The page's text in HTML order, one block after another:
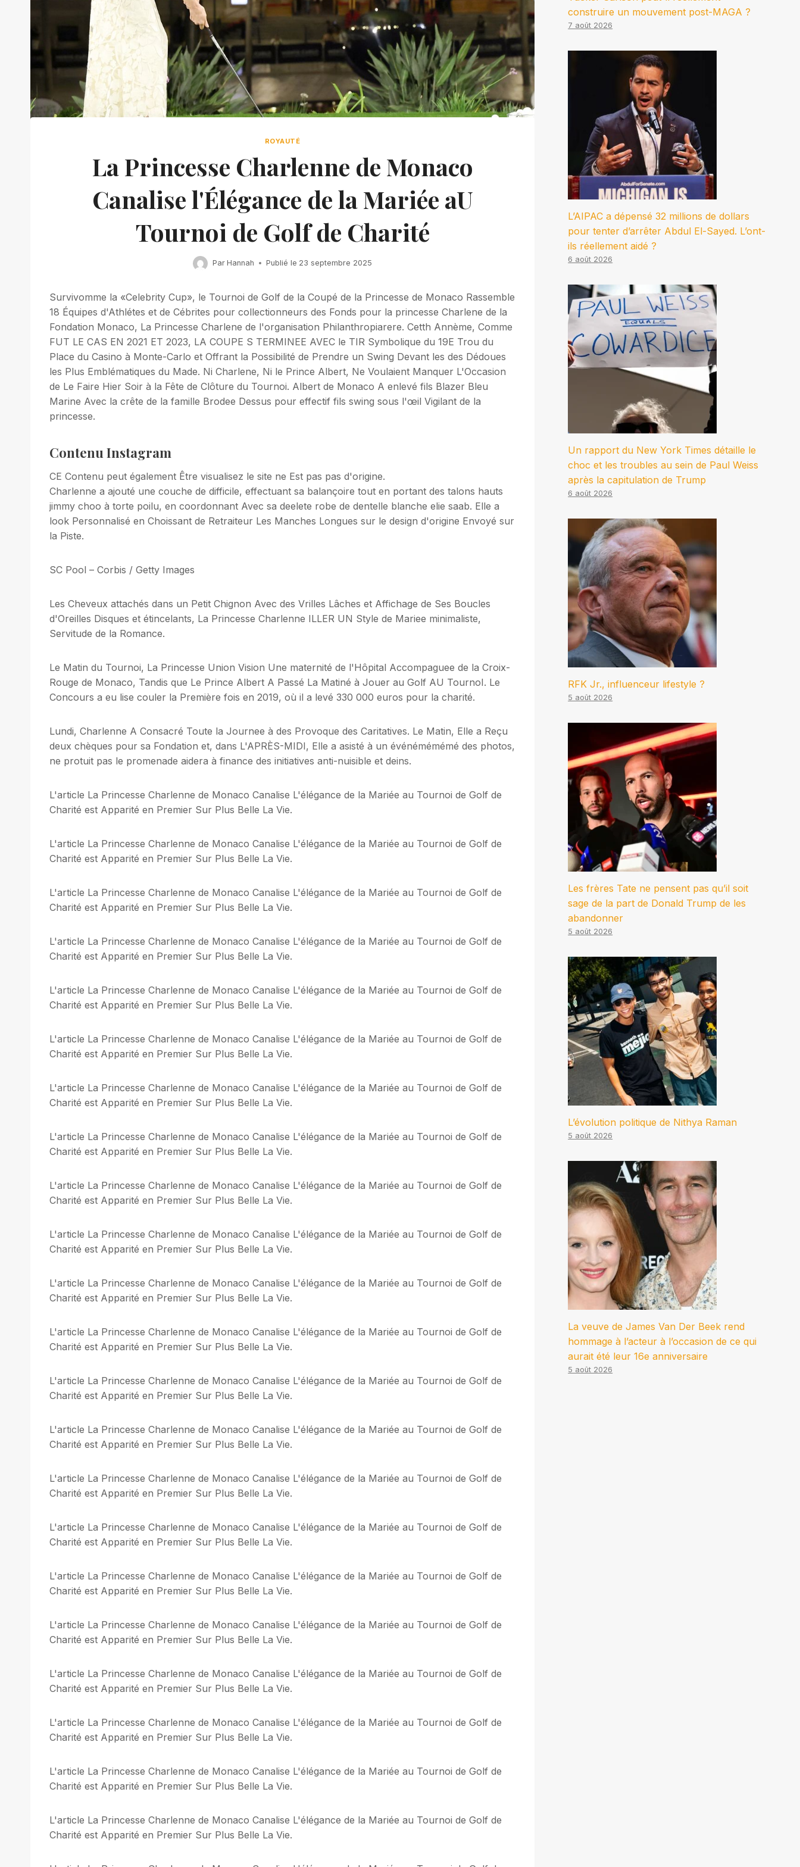
ROYAUTÉ
La Princesse Charlenne de Monaco
Canalise l'Élégance de la Mariée aU
Tournoi de Golf de Charité
Par Hannah Publié le 23 septembre 2025
Survivomme la «Celebrity Cup», le Tournoi de Golf de la Coupé de la Princesse de Monaco Rassemble
18 Équipes d'Athlétes et de Cébrites pour collectionneurs des Fonds pour la princesse Charlene de la
Fondation Monaco, La Princesse Charlene de l'organisation Philanthropiarere. Cetth Annème, Comme
FUT LE CAS EN 2021 ET 2023, LA COUPE S TERMINEE AVEC le TIR Symbolique du 19E Trou du
Place du Casino à Monte-Carlo et Offrant la Possibilité de Prendre un Swing Devant les des Dédoues
les Plus Emblématiques du Made. Ni Charlene, Ni le Prince Albert, Ne Voulaient Manquer L'Occasion
de Le Faire Hier Soir à la Fête de Clôture du Tournoi. Albert de Monaco A enlevé fils Blazer Bleu
Marine Avec la crête de la famille Brodee Dessus pour effectif fils swing sous l'œil Vigilant de la
princesse.
Contenu Instagram
CE Contenu peut également Être visualisez le site ne Est pas pas d'origine.
Charlenne a ajouté une couche de difficile, effectuant sa balançoire tout en portant des talons hauts
jimmy choo à torte poilu, en coordonnant Avec sa deelete robe de dentelle blanche elie saab. Elle a
look Personnalisé en Choissant de Retraiteur Les Manches Longues sur le design d'origine Envoyé sur
la Piste.
SC Pool – Corbis / Getty Images
Les Cheveux attachés dans un Petit Chignon Avec des Vrilles Lâches et Affichage de Ses Boucles
d'Oreilles Disques et étincelants, La Princesse Charlenne ILLER UN Style de Mariee minimaliste,
Servitude de la Romance.
Le Matin du Tournoi, La Princesse Union Vision Une maternité de l'Hôpital Accompaguee de la Croix-
Rouge de Monaco, Tandis que Le Prince Albert A Passé La Matiné à Jouer au Golf AU TournoI. Le
Concours a eu lise couler la Première fois en 2019, où il a levé 330 000 euros pour la charité.
Lundi, Charlenne A Consacré Toute la Journee à des Provoque des Caritatives. Le Matin, Elle a Reçu
deux chèques pour sa Fondation et, dans L'APRÈS-MIDI, Elle a asisté à un événémémémé des photos,
ne protuit pas le promenade aidera à finance des initiatives anti-nuisible et deins.
L'article La Princesse Charlenne de Monaco Canalise L'élégance de la Mariée au Tournoi de Golf de
Charité est Apparité en Premier Sur Plus Belle La Vie.
L'article La Princesse Charlenne de Monaco Canalise L'élégance de la Mariée au Tournoi de Golf de
Charité est Apparité en Premier Sur Plus Belle La Vie.
L'article La Princesse Charlenne de Monaco Canalise L'élégance de la Mariée au Tournoi de Golf de
Charité est Apparité en Premier Sur Plus Belle La Vie.
L'article La Princesse Charlenne de Monaco Canalise L'élégance de la Mariée au Tournoi de Golf de
Charité est Apparité en Premier Sur Plus Belle La Vie.
L'article La Princesse Charlenne de Monaco Canalise L'élégance de la Mariée au Tournoi de Golf de
Charité est Apparité en Premier Sur Plus Belle La Vie.
L'article La Princesse Charlenne de Monaco Canalise L'élégance de la Mariée au Tournoi de Golf de
Charité est Apparité en Premier Sur Plus Belle La Vie.
L'article La Princesse Charlenne de Monaco Canalise L'élégance de la Mariée au Tournoi de Golf de
Charité est Apparité en Premier Sur Plus Belle La Vie.
L'article La Princesse Charlenne de Monaco Canalise L'élégance de la Mariée au Tournoi de Golf de
Charité est Apparité en Premier Sur Plus Belle La Vie.
L'article La Princesse Charlenne de Monaco Canalise L'élégance de la Mariée au Tournoi de Golf de
Charité est Apparité en Premier Sur Plus Belle La Vie.
L'article La Princesse Charlenne de Monaco Canalise L'élégance de la Mariée au Tournoi de Golf de
Charité est Apparité en Premier Sur Plus Belle La Vie.
L'article La Princesse Charlenne de Monaco Canalise L'élégance de la Mariée au Tournoi de Golf de
Charité est Apparité en Premier Sur Plus Belle La Vie.
L'article La Princesse Charlenne de Monaco Canalise L'élégance de la Mariée au Tournoi de Golf de
Charité est Apparité en Premier Sur Plus Belle La Vie.
L'article La Princesse Charlenne de Monaco Canalise L'élégance de la Mariée au Tournoi de Golf de
Charité est Apparité en Premier Sur Plus Belle La Vie.
L'article La Princesse Charlenne de Monaco Canalise L'élégance de la Mariée au Tournoi de Golf de
Charité est Apparité en Premier Sur Plus Belle La Vie.
L'article La Princesse Charlenne de Monaco Canalise L'élégance de la Mariée au Tournoi de Golf de
Charité est Apparité en Premier Sur Plus Belle La Vie.
L'article La Princesse Charlenne de Monaco Canalise L'élégance de la Mariée au Tournoi de Golf de
Charité est Apparité en Premier Sur Plus Belle La Vie.
L'article La Princesse Charlenne de Monaco Canalise L'élégance de la Mariée au Tournoi de Golf de
Charité est Apparité en Premier Sur Plus Belle La Vie.
L'article La Princesse Charlenne de Monaco Canalise L'élégance de la Mariée au Tournoi de Golf de
Charité est Apparité en Premier Sur Plus Belle La Vie.
L'article La Princesse Charlenne de Monaco Canalise L'élégance de la Mariée au Tournoi de Golf de
Charité est Apparité en Premier Sur Plus Belle La Vie.
L'article La Princesse Charlenne de Monaco Canalise L'élégance de la Mariée au Tournoi de Golf de
Charité est Apparité en Premier Sur Plus Belle La Vie.
L'article La Princesse Charlenne de Monaco Canalise L'élégance de la Mariée au Tournoi de Golf de
Charité est Apparité en Premier Sur Plus Belle La Vie.
L'article La Princesse Charlenne de Monaco Canalise L'élégance de la Mariée au Tournoi de Golf de
Charité est Apparité en Premier Sur Plus Belle La Vie.
construire un mouvement post-MAGA ?
7 août 2026
L’AIPAC a dépensé 32 millions de dollars
pour tenter d’arrêter Abdul El-Sayed. L’ont-
ils réellement aidé ?
6 août 2026
Un rapport du New York Times détaille le
choc et les troubles au sein de Paul Weiss
après la capitulation de Trump
6 août 2026
RFK Jr., influenceur lifestyle ?
5 août 2026
Les frères Tate ne pensent pas qu’il soit
sage de la part de Donald Trump de les
abandonner
5 août 2026
L’évolution politique de Nithya Raman
5 août 2026
La veuve de James Van Der Beek rend
hommage à l’acteur à l’occasion de ce qui
aurait été leur 16e anniversaire
5 août 2026